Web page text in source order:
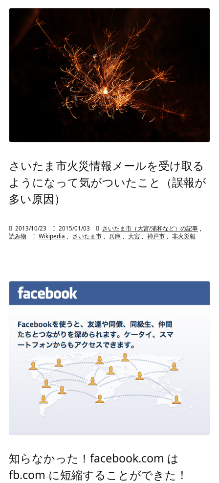
さいたま市火災情報メールを受け取る
ようになって気がついたこと（誤報が
多い原因）
 2013/10/23  2015/01/03  さいたま市（大宮/浦和など）の記事 ,
読み物
 Wikipedia , さいたま市 , 兵庫 , 大宮 , 神戸市 , 非火災報
知らなかった！facebook.com は
fb.com に短縮することができた！